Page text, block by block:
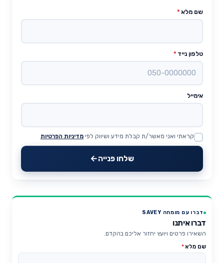
שם מלא *
טלפון נייד *
אימייל
Website
קראתי ואני מאשר/ת קבלת מידע ושיווק לפי מדיניות הפרטיות
שלחו פנייה
דברו עם מומחה SAVEY
דברו איתנו
השאירו פרטים ויועץ יחזור אליכם בהקדם.
שם מלא*